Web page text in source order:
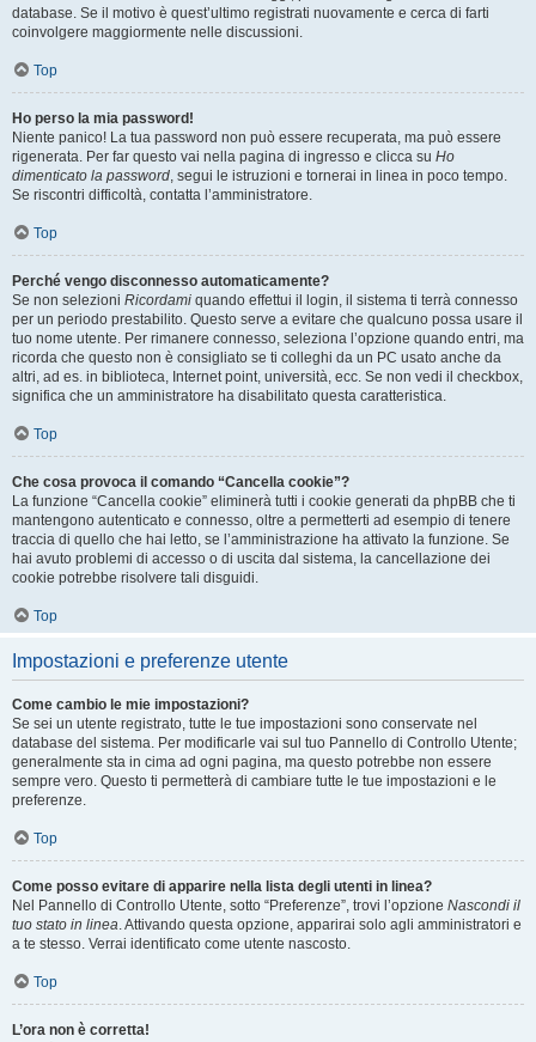
database. Se il motivo è quest’ultimo registrati nuovamente e cerca di farti
coinvolgere maggiormente nelle discussioni.
Top
Ho perso la mia password!
Niente panico! La tua password non può essere recuperata, ma può essere
rigenerata. Per far questo vai nella pagina di ingresso e clicca su Ho
dimenticato la password, segui le istruzioni e tornerai in linea in poco tempo.
Se riscontri difficoltà, contatta l’amministratore.
Top
Perché vengo disconnesso automaticamente?
Se non selezioni Ricordami quando effettui il login, il sistema ti terrà connesso
per un periodo prestabilito. Questo serve a evitare che qualcuno possa usare il
tuo nome utente. Per rimanere connesso, seleziona l’opzione quando entri, ma
ricorda che questo non è consigliato se ti colleghi da un PC usato anche da
altri, ad es. in biblioteca, Internet point, università, ecc. Se non vedi il checkbox,
significa che un amministratore ha disabilitato questa caratteristica.
Top
Che cosa provoca il comando “Cancella cookie”?
La funzione “Cancella cookie” eliminerà tutti i cookie generati da phpBB che ti
mantengono autenticato e connesso, oltre a permetterti ad esempio di tenere
traccia di quello che hai letto, se l’amministrazione ha attivato la funzione. Se
hai avuto problemi di accesso o di uscita dal sistema, la cancellazione dei
cookie potrebbe risolvere tali disguidi.
Top
Impostazioni e preferenze utente
Come cambio le mie impostazioni?
Se sei un utente registrato, tutte le tue impostazioni sono conservate nel
database del sistema. Per modificarle vai sul tuo Pannello di Controllo Utente;
generalmente sta in cima ad ogni pagina, ma questo potrebbe non essere
sempre vero. Questo ti permetterà di cambiare tutte le tue impostazioni e le
preferenze.
Top
Come posso evitare di apparire nella lista degli utenti in linea?
Nel Pannello di Controllo Utente, sotto “Preferenze”, trovi l’opzione Nascondi il
tuo stato in linea. Attivando questa opzione, apparirai solo agli amministratori e
a te stesso. Verrai identificato come utente nascosto.
Top
L’ora non è corretta!